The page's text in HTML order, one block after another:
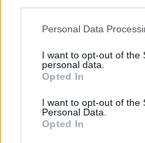
Please note that this
not limited to your visit or
grant or deny consent to
use your data for below
consent section.
Personal Data
I want to opt-out of the
personal data.
Opted In
I want to opt-out of the
Personal Data.
Opted In
McLarennél, nem